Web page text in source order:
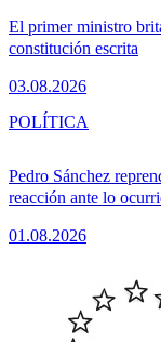
El primer ministro
constitución escrita
03.08.2026
Pedro Sánchez
reacción ante lo
01.08.2026
POLÍTICA